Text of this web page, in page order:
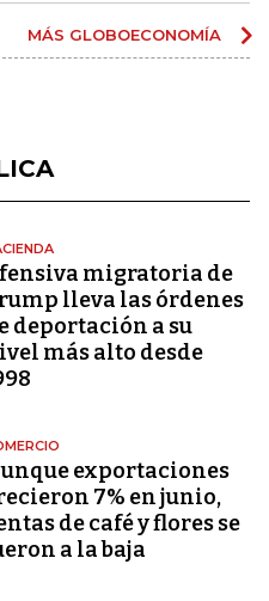
MÁS GLOBOECONOMÍA
migratoria de
lleva las órdenes
deportación a su
más alto desde
exportaciones
7% en junio,
de café y flores se
a la baja